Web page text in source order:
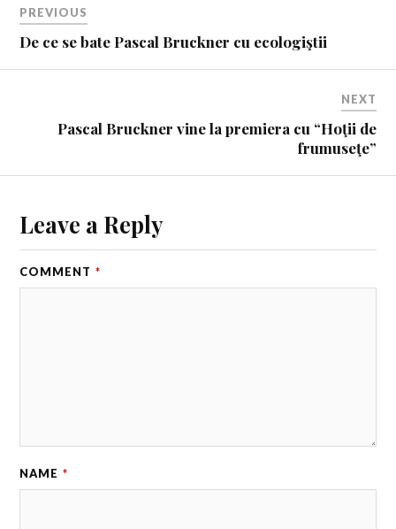
PREVIOUS
De ce se bate Pascal Bruckner cu ecologiştii
NEXT
Pascal Bruckner vine la premiera cu “Hoţii de
frumuseţe”
Leave a Reply
COMMENT *
NAME *